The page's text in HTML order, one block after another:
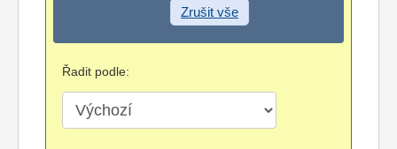
Zrušit vše
Řadit podle: